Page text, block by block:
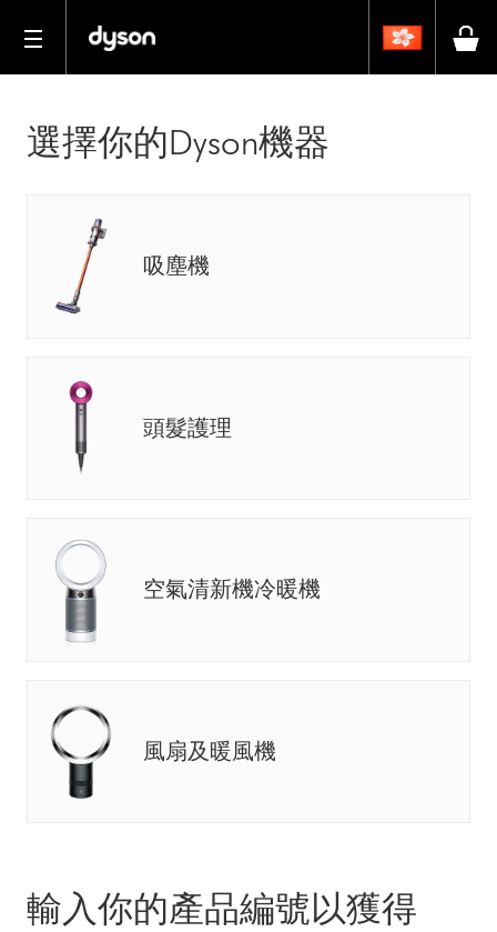
選擇你的Dyson機器
吸塵機
頭髮護理
空氣清新機冷暖機
風扇及暖風機
輸入你的產品編號以獲得